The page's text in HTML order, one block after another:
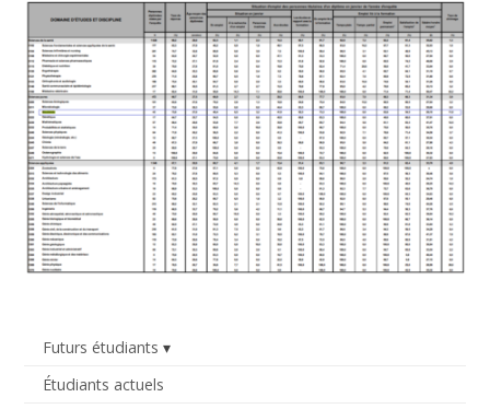
Futurs étudiants
Étudiants actuels